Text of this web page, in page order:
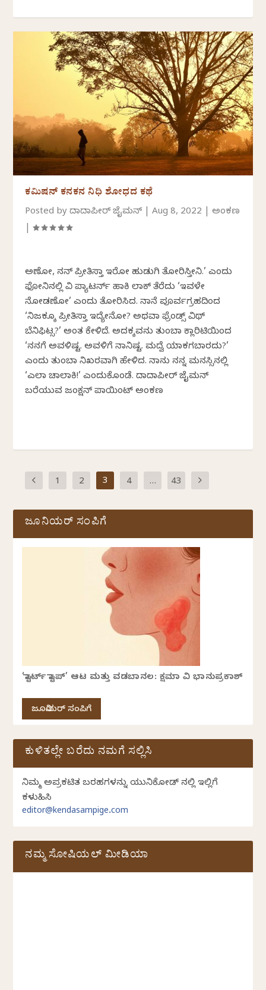
ಕಮಿಷನ್ ಕನಕನ ನಿಧಿ ಶೋಧದ ಕಥೆ
Posted byದಾದಾಪೀರ್ ಜೈಮನ್|Aug 8, 2022 |ಅಂಕಣ
|
ಅಣೋ, ನನ್ ಪ್ರೀತಿಸ್ತಾ ಇರೋ ಹುಡುಗಿ ತೋರಿಸ್ತೀನಿ.’ ಎಂದು
ಫೋನಿನಲ್ಲಿ ವಿ ಪ್ಯಾಟರ್ನ್ ಹಾಕಿ ಲಾಕ್ ತೆರೆದು ‘ಇವಳೇ
ನೋಡಣೋ’ ಎಂದು ತೋರಿಸಿದ. ನಾನೆ ಪೂರ್ವಗ್ರಹದಿಂದ
‘ನಿಜಕ್ಕೂ ಪ್ರೀತಿಸ್ತಾ ಇದ್ಯೇನೋ? ಅಥವಾ ಫ್ರೆಂಡ್ಸ್ ವಿಥ್
ಬೆನಿಫಿಟ್ಸ?’ ಅಂತ ಕೇಳಿದೆ. ಅದಕ್ಕವನು ತುಂಬಾ ಕ್ಲಾರಿಟಿಯಿಂದ
‘ನನಗೆ ಅವಳಿಷ್ಟ. ಅವಳಿಗೆ ನಾನಿಷ್ಟ. ಮದ್ವೆ ಯಾಕಗಬಾರದು?’
ಎಂದು ತುಂಬಾ ನಿಖರವಾಗಿ ಹೇಳಿದ. ನಾನು ನನ್ನ ಮನಸ್ಸಿನಲ್ಲಿ
‘ಎಲಾ ಚಾಲಾಕಿ!’ ಎಂದುಕೊಂಡೆ. ದಾದಾಪೀರ್‌ ಜೈಮನ್‌
ಬರೆಯುವ ಜಂಕ್ಷನ್‌ ಪಾಯಿಂಟ್‌ ಅಂಕಣ
1 2 3 4 … 43
ಜೂನಿಯರ್ ಸಂಪಿಗೆ
‘ಸ್ಟಾರ್ಟ್ ಸ್ಟಾಪ್’ ಆಟ ಮತ್ತು ವಡಬಾನಲ: ಕ್ಷಮಾ ವಿ ಭಾನುಪ್ರಕಾಶ್
ಜೂನಿಯರ್ ಸಂಪಿಗೆ
ಕುಳಿತಲ್ಲೇ ಬರೆದು ನಮಗೆ ಸಲ್ಲಿಸಿ
ನಿಮ್ಮ ಅಪ್ರಕಟಿತ ಬರಹಗಳನ್ನು ಯುನಿಕೋಡ್ ನಲ್ಲಿ ಇಲ್ಲಿಗೆ
ಕಳುಹಿಸಿ
editor@kendasampige.com
ನಮ್ಮ ಸೋಷಿಯಲ್‌ ಮೀಡಿಯಾ